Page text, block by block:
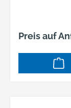
Preis auf